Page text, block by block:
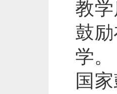
教
鼓
学。
国